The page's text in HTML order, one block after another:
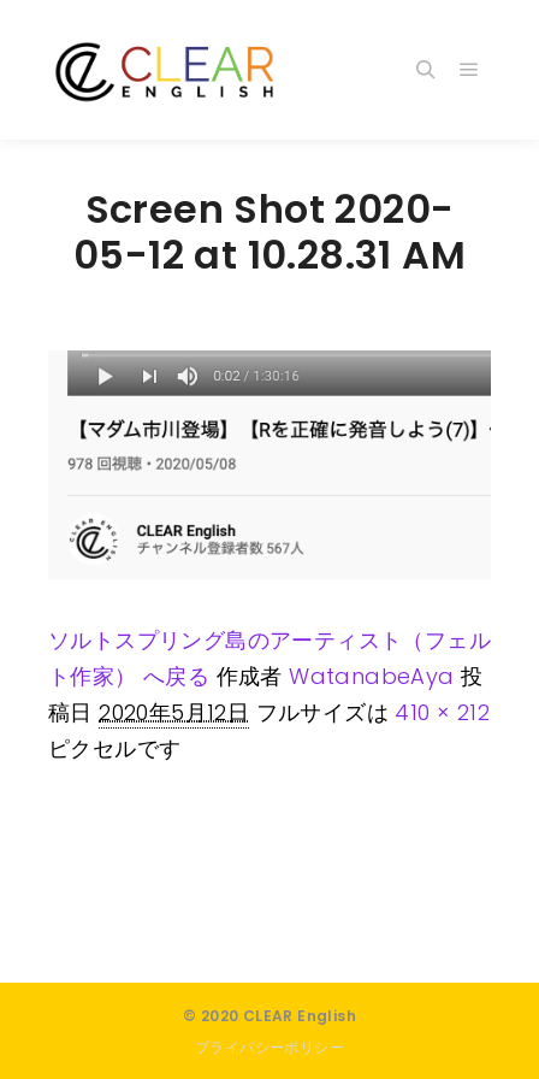
Screen Shot 2020-
05-12 at 10.28.31 AM
ソルトスプリング島のアーティスト（フェル
ト作家） へ戻る 作成者WatanabeAya 投
稿日2020年5月12日 フルサイズは 410 × 212
ピクセルです
© 2020 CLEAR English
プライバシーポリシー